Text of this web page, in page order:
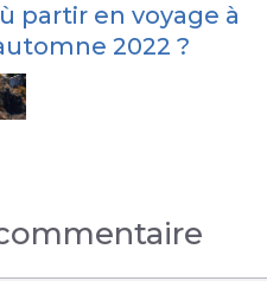
partir en voyage à
2022 ?